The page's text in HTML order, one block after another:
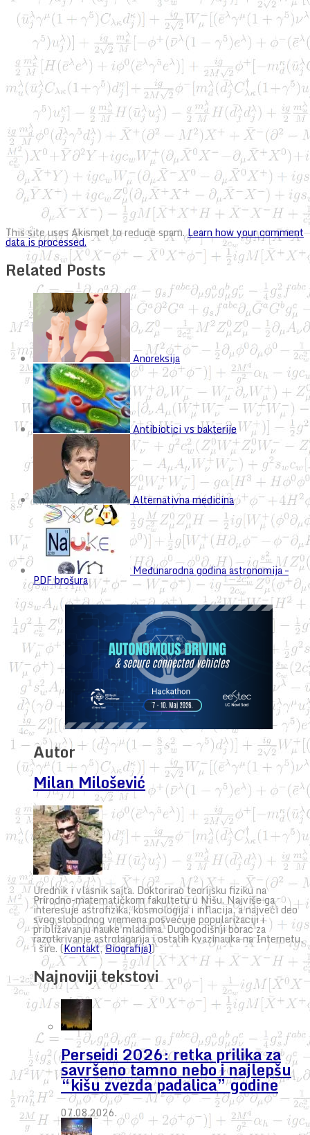
This site uses Akismet to reduce spam.Learn how your comment
data is processed.
Related Posts
Anoreksija
Antibiotici vs bakterije
Alternativna medicina
Međunarodna godina astronomija –
PDF brošura
Autor
Milan Milošević
Urednik i vlasnik sajta. Doktorirao teorijsku fiziku na
Prirodno-matematičkom fakultetu u Nišu. Najviše ga
interesuje astrofizika, kosmologija i inflacija, a najveći deo
svog slobodnog vremena posvećuje popularizaciji i
približavanju nauke mladima. Dugogodišnji borac za
razotkrivanje astrolagarija i ostalih kvazinauka na Internetu,
i šire. (Kontakt,Biografija))
Najnoviji tekstovi
Perseidi 2026: retka prilika za
savršeno tamno nebo i najlepšu
“kišu zvezda padalica” godine
07.08.2026.